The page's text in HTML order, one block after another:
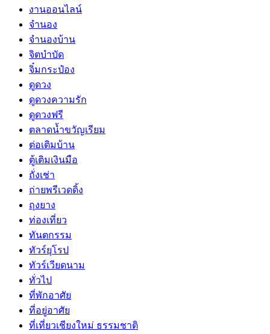
งานออนไลน์
จำนอง
จำนองบ้าน
จิตบำบัด
จิ๋มกระป๋อง
ดูดวง
ดูดวงความรัก
ดูดวงฟรี
ตลาดน้ำขวัญเรียม
ต่อเติมบ้าน
ตู้เติมเงินมือ
ถั่งเช่า
ถ่ายพรีเวดดิ้ง
ถุงยาง
ท่องเที่ยว
ทันตกรรม
ทัวร์ยุโรป
ทัวร์เวียดนาม
ทั่วไป
ที่พักอาศัย
ที่อยู่อาศัย
ที่เที่ยวเชียงใหม่ ธรรมชาติ